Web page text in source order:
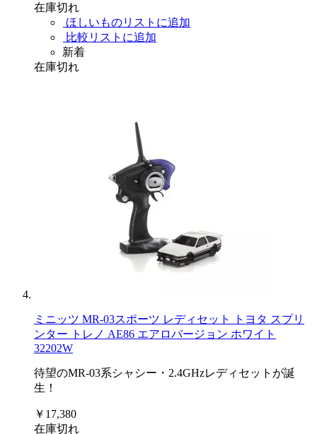
在庫切れ
ほしいものリストに追加
比較リストに追加
新着
在庫切れ
ミニッツ MR-03スポーツ レディセット トヨタ スプリ
ンター トレノ AE86 エアロバージョン ホワイト
32202W
待望のMR-03系シャシー・2.4GHzレディセットが誕
生！
￥17,380
在庫切れ